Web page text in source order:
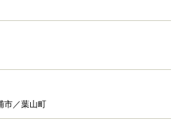
市／葉山町